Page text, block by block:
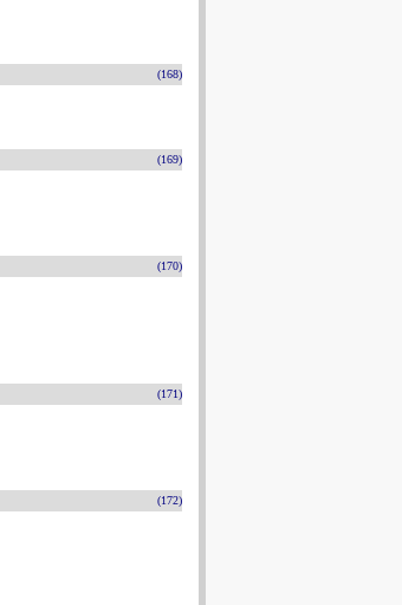
(168)
(169)
(170)
(171)
(172)